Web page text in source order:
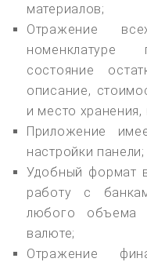
материалов;
Отражение
номенклатуре
состояние
описание,
и место
Приложение
настройки панели;
Удобный формат
работу с
любого объема
валюте;
Отражение